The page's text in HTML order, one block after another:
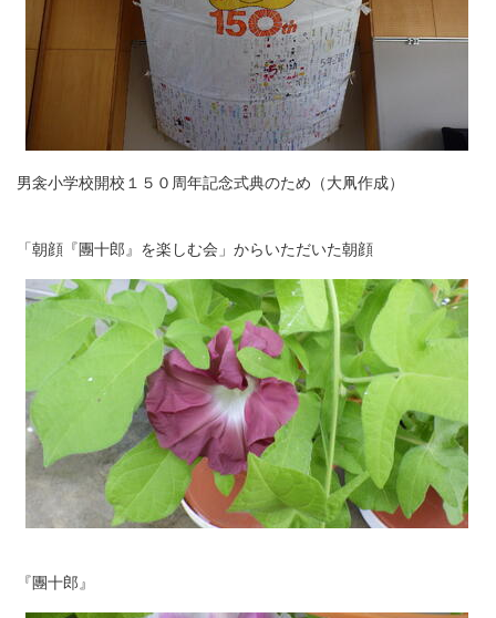
男衾小学校開校１５０周年記念式典のため（大凧作成）
「朝顔『團十郎』を楽しむ会」からいただいた朝顔
『團十郎』